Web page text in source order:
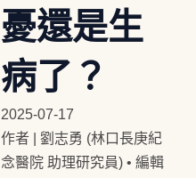
憂還是生
病了？
2025-07-17
作者 | 劉志勇 (林口長庚紀
念醫院 助理研究員)• 編輯